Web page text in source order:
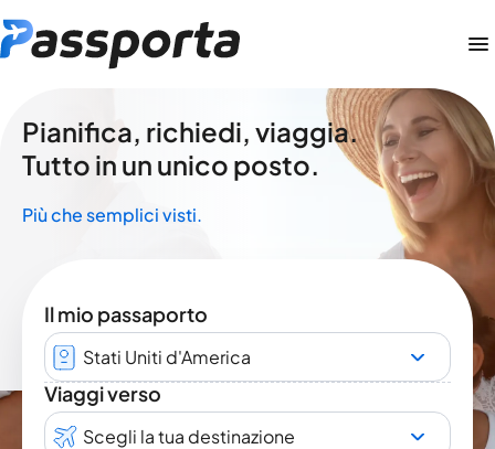
Pianifica, richiedi, viaggia.
Tutto in un unico posto.
Più che semplici visti.
Il mio passaporto
Stati Uniti d'America
Viaggi verso
Scegli la tua destinazione